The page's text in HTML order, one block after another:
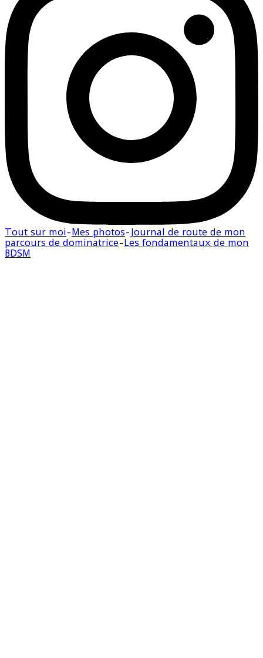
Tout sur moi- Mes photos- Journal de route de mon
parcours de dominatrice- Les fondamentaux de mon
BDSM